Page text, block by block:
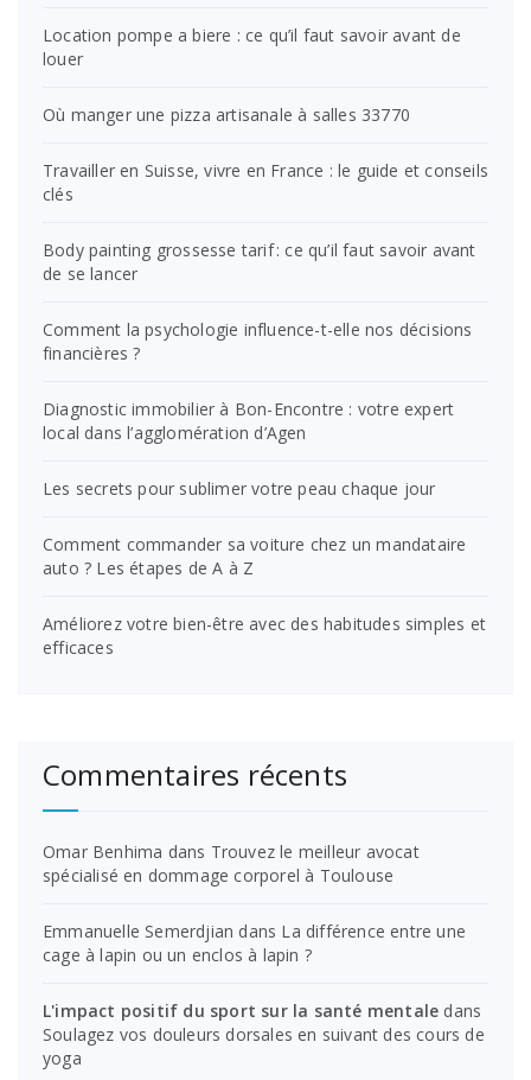
Location pompe a biere : ce qu’il faut savoir avant de
louer
Où manger une pizza artisanale à salles 33770
Travailler en Suisse, vivre en France : le guide et conseils
clés
Body painting grossesse tarif : ce qu’il faut savoir avant
de se lancer
Comment la psychologie influence-t-elle nos décisions
financières ?
Diagnostic immobilier à Bon-Encontre : votre expert
local dans l’agglomération d’Agen
Les secrets pour sublimer votre peau chaque jour
Comment commander sa voiture chez un mandataire
auto ? Les étapes de A à Z
Améliorez votre bien-être avec des habitudes simples et
efficaces
Commentaires récents
Omar Benhima dans Trouvez le meilleur avocat
spécialisé en dommage corporel à Toulouse
Emmanuelle Semerdjian dans La différence entre une
cage à lapin ou un enclos à lapin ?
L'impact positif du sport sur la santé mentale dans
Soulagez vos douleurs dorsales en suivant des cours de
yoga